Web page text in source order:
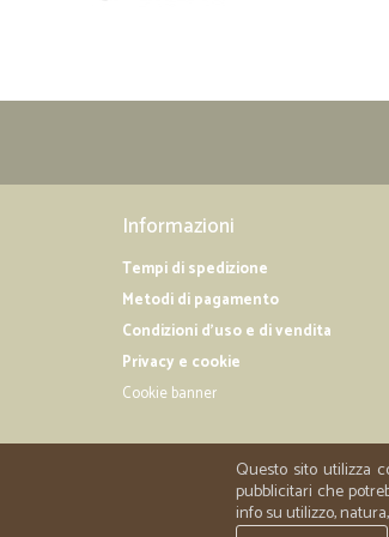
Informazioni
Tempi di spedizione
Metodi di pagamento
Condizioni d'uso e di vendita
Privacy e cookie
Cookie banner
Questo sito utilizza
pubblicitari che
info su utilizzo,